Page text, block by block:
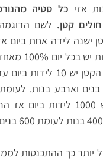
אזי כל סטיה
קטן. לשם
ישנה לידה אחת ביום
חצי בנים
אם בבית החולים הקטן יש
בנים וארבע בנות.
החולים הגדול יש 1000
יותר כך ההתכנסות